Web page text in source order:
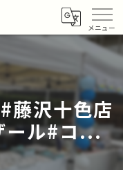
藤沢十色店
ール#コ...